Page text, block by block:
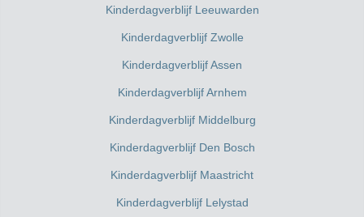
Kinderdagverblijf Leeuwarden
Kinderdagverblijf Zwolle
Kinderdagverblijf Assen
Kinderdagverblijf Arnhem
Kinderdagverblijf Middelburg
Kinderdagverblijf Den Bosch
Kinderdagverblijf Maastricht
Kinderdagverblijf Lelystad